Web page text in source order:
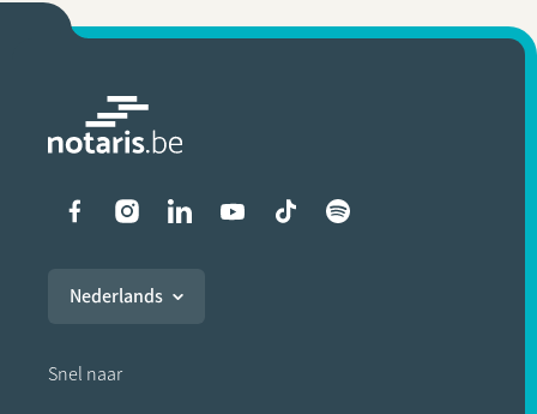
Liens vers les réseaux
Nederlands
Snel naar